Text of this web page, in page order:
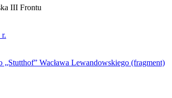
III Frontu
Wacława Lewandowskiego (fragment)